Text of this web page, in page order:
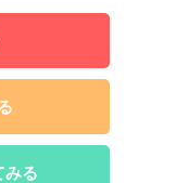
みる